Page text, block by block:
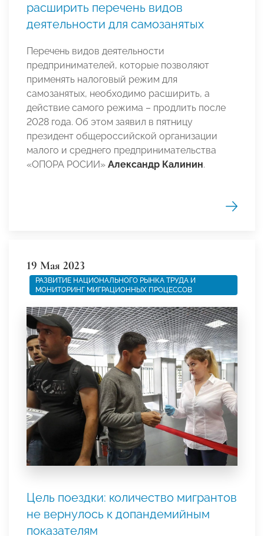
расширить перечень видов
деятельности для самозанятых
Перечень видов деятельности
предпринимателей, которые позволяют
применять налоговый режим для
самозанятых, необходимо расширить, а
действие самого режима – продлить после
2028 года. Об этом заявил в пятницу
президент общероссийской организации
малого и среднего предпринимательства
«ОПОРА РОСИИ» Александр Калинин.
19 Мая 2023
РАЗВИТИЕ НАЦИОНАЛЬНОГО РЫНКА ТРУДА И
МОНИТОРИНГ МИГРАЦИОННЫХ ПРОЦЕССОВ
Цель поездки: количество мигрантов
не вернулось к допандемийным
показателям